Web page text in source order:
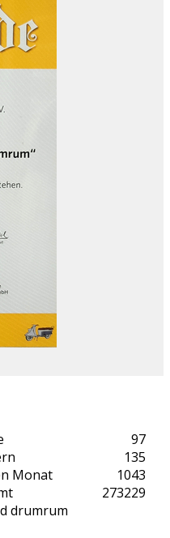
97
135
Monat
1043
273229
drumrum